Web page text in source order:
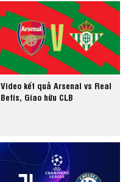
Video kết quả Arsenal vs Real
Betis, Giao hữu CLB